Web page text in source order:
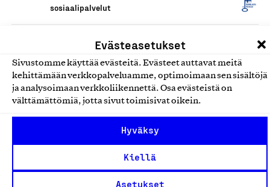
Evästeasetukset
Sivustomme käyttää evästeitä. Evästeet auttavat meitä
kehittämään verkkopalveluamme, optimoimaan sen sisältöjä
ja analysoimaan verkkoliikennettä. Osa evästeistä on
välttämättömiä, jotta sivut toimisivat oikein.
Hyväksy
Kiellä
Asetukset
sosiaalipalvelut
työmarkkinajärjestöistä riippumaton yhdistys.
Jäseninämme on koko suomalaisen yhteiskunnan kirjo